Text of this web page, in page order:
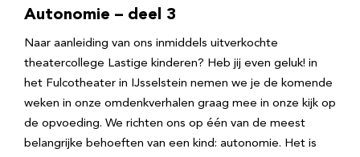
Autonomie – deel 3
Naar aanleiding van ons inmiddels uitverkochte
theatercollege Lastige kinderen? Heb jij even geluk! in
het Fulcotheater in IJsselstein nemen we je de komende
weken in onze omdenkverhalen graag mee in onze kijk op
de opvoeding. We richten ons op één van de meest
belangrijke behoeften van een kind: autonomie. Het is